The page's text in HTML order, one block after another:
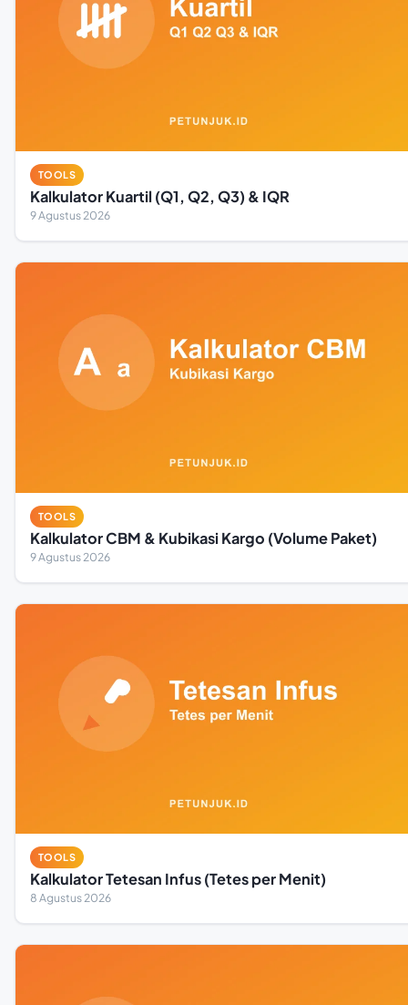
TOOLS
Kalkulator Kuartil (Q1, Q2, Q3) & IQR
9 Agustus 2026
TOOLS
Kalkulator CBM & Kubikasi Kargo (Volume Paket)
9 Agustus 2026
TOOLS
Kalkulator Tetesan Infus (Tetes per Menit)
8 Agustus 2026